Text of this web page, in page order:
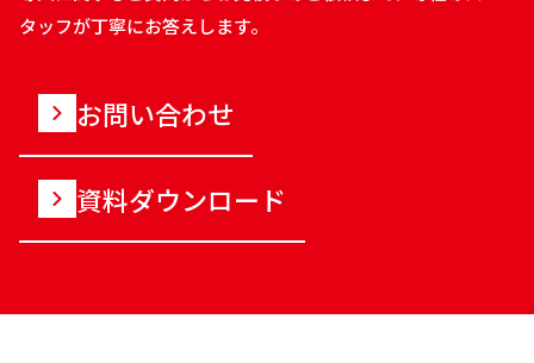
タッフが丁寧にお答えします。
お問い合わせ
資料ダウンロード